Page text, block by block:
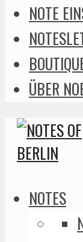
NOTE
ÜBER
NOTES